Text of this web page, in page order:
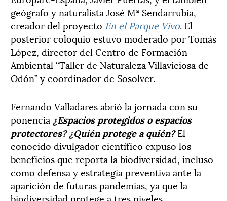
geógrafo y naturalista José Mª Sendarrubia,
creador del proyecto En el Parque Vivo. El
posterior coloquio estuvo moderado por Tomás
López, director del Centro de Formación
Ambiental “Taller de Naturaleza Villaviciosa de
Odón” y coordinador de Sosolver.
Fernando Valladares abrió la jornada con su
ponencia ¿Espacios protegidos o espacios
protectores? ¿Quién protege a quién? El
conocido divulgador científico expuso los
beneficios que reporta la biodiversidad, incluso
como defensa y estrategia preventiva ante la
aparición de futuras pandemias, ya que la
biodiversidad protege a tres niveles.